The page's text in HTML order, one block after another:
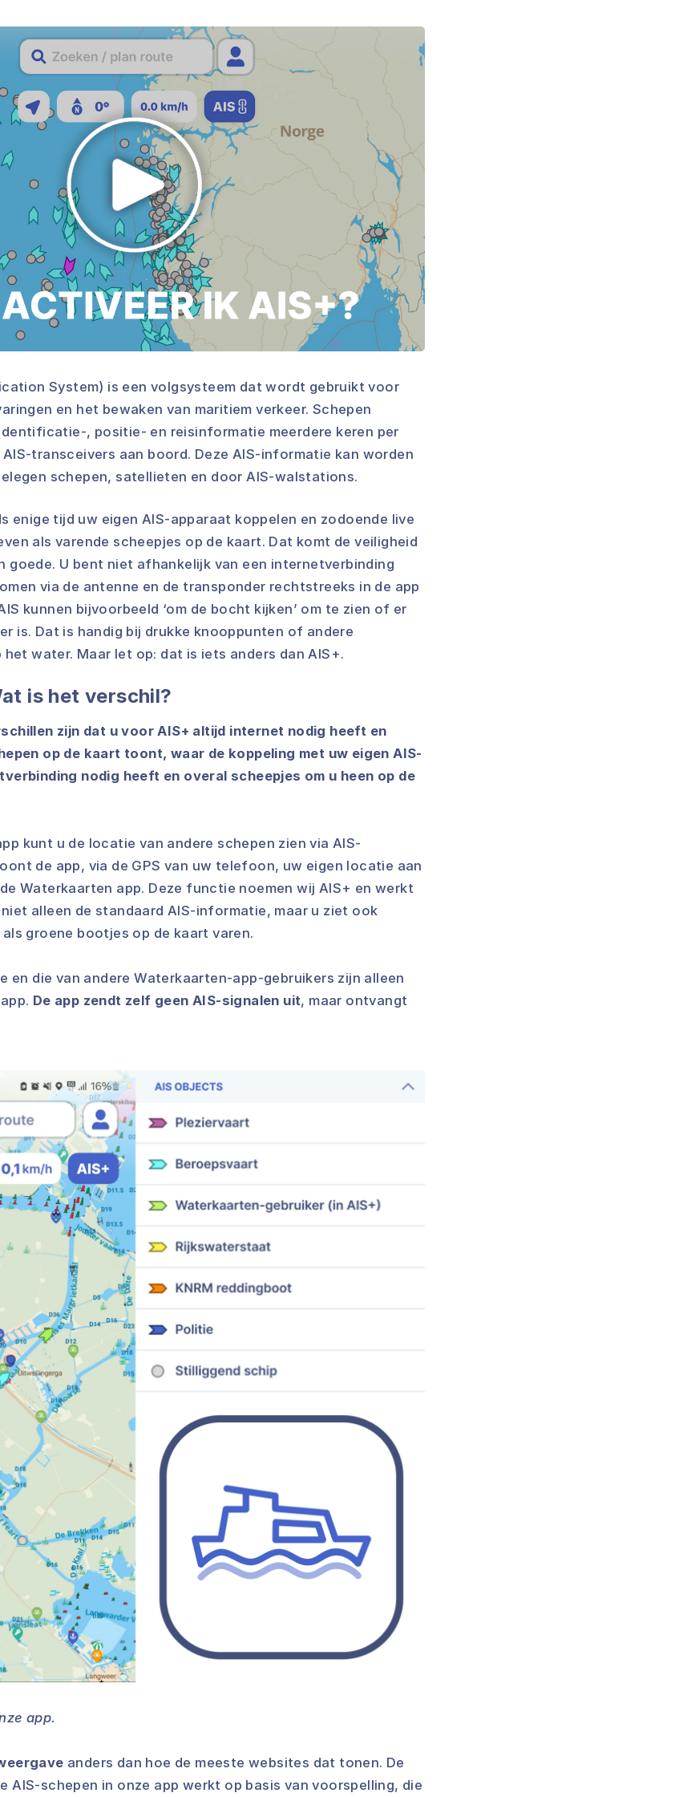
System) is een volgsysteem dat wordt gebruikt voor
en het bewaken van maritiem verkeer. Schepen
, positie- en reisinformatie meerdere keren per
transceivers aan boord. Deze AIS-informatie kan worden
schepen, satellieten en door AIS-walstations.
enige tijd uw eigen AIS-apparaat koppelen en zodoende live
als varende scheepjes op de kaart. Dat komt de veiligheid
goede. U bent niet afhankelijk van een internetverbinding
via de antenne en de transponder rechtstreeks in de app
kunnen bijvoorbeeld ‘om de bocht kijken’ om te zien of er
is. Dat is handig bij drukke knooppunten of andere
water. Maar let op: dat is iets anders dan AIS+.
is het verschil?
zijn dat u voor AIS+ altijd internet nodig heeft en
op de kaart toont, waar de koppeling met uw eigen AIS-
nodig heeft en overal scheepjes om u heen op de
kunt u de locatie van andere schepen zien via AIS-
de app, via de GPS van uw telefoon, uw eigen locatie aan
Waterkaarten app. Deze functie noemen wij AIS+ en werkt
alleen de standaard AIS-informatie, maar u ziet ook
groene bootjes op de kaart varen.
en die van andere Waterkaarten-app-gebruikers zijn alleen
De app zendt zelf geen AIS-signalen uit, maar ontvangt
app.
anders dan hoe de meeste websites dat tonen. De
AIS-schepen in onze app werkt op basis van voorspelling, die